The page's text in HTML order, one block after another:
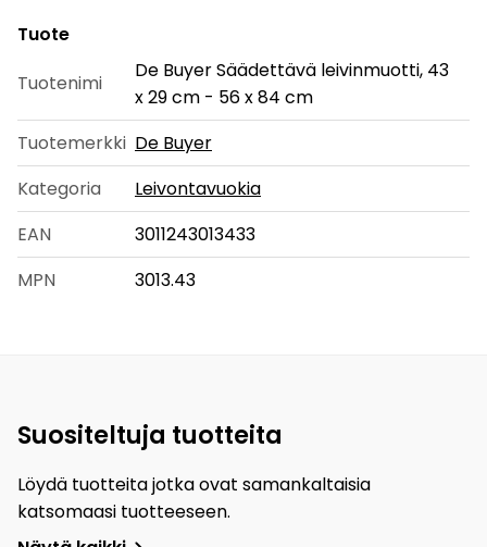
Tuote
Tuotenimi
De Buyer Säädettävä leivinmuotti, 43
x 29 cm - 56 x 84 cm
Tuotemerkki De Buyer
Kategoria
Leivontavuokia
EAN
3011243013433
MPN
3013.43
Suositeltuja tuotteita
Löydä tuotteita jotka ovat samankaltaisia
katsomaasi tuotteeseen.